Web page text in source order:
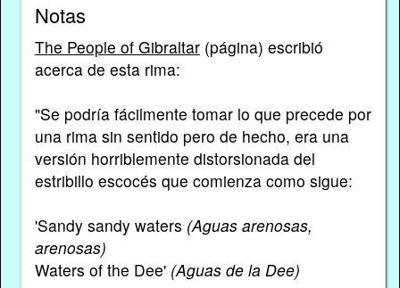
Notas
The People of Gibraltar(página) escribió
acerca de esta rima:
"Se podría fácilmente tomar lo que precede por
una rima sin sentido pero de hecho, era una
versión horriblemente distorsionada del
estribillo escocés que comienza como sigue:
'Sandy sandy waters (Aguas arenosas,
arenosas)
Waters of the Dee' (Aguas de la Dee)